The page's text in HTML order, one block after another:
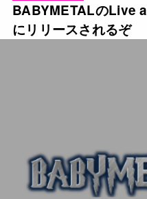
BABYMETALのLive
にリリースされるぞ